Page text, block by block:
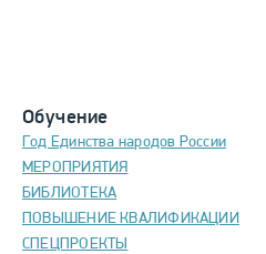
Обучение
Год Единства народов России
МЕРОПРИЯТИЯ
БИБЛИОТЕКА
ПОВЫШЕНИЕ КВАЛИФИКАЦИИ
СПЕЦПРОЕКТЫ